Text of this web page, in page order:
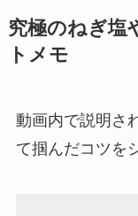
究極のねぎ塩
トメモ
動画内で説明さ
て掴んだコツを